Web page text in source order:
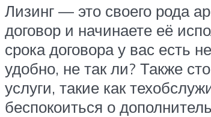
Лизинг — это своего рода
договор и начинаете её
срока договора у вас есть
удобно, не так ли? Также
услуги, такие как
беспокоиться о